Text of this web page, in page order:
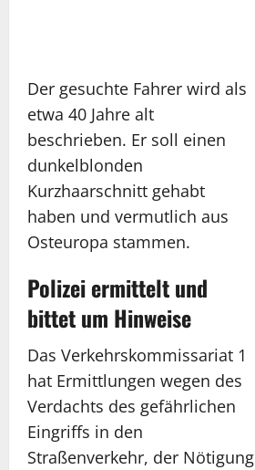
Der gesuchte Fahrer wird als
etwa 40 Jahre alt
beschrieben. Er soll einen
dunkelblonden
Kurzhaarschnitt gehabt
haben und vermutlich aus
Osteuropa stammen.
Polizei ermittelt und
bittet um Hinweise
Das Verkehrskommissariat 1
hat Ermittlungen wegen des
Verdachts des gefährlichen
Eingriffs in den
Straßenverkehr, der Nötigung